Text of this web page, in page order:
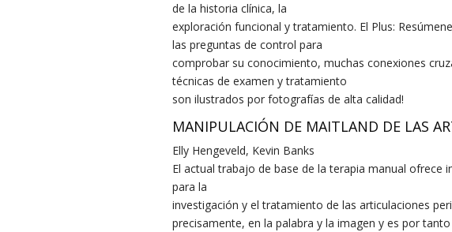
de la historia clínica, la
exploración funcional y tratamiento. El Plus:
las preguntas de control para
comprobar su conocimiento, muchas conexiones
técnicas de examen y tratamiento
son ilustrados por fotografías de alta calidad!
MANIPULACIÓN DE MAITLAND DE LAS
Elly Hengeveld, Kevin Banks
El actual trabajo de base de la terapia manual
para la
investigación y el tratamiento de las articulaciones
precisamente, en la palabra y la imagen y es por